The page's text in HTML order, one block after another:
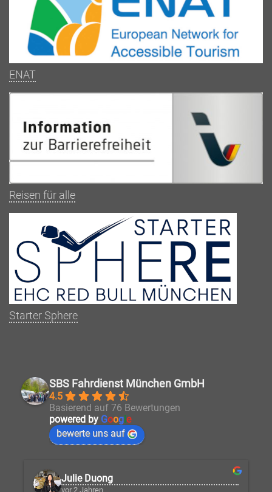
ENAT
Reisen für alle
Starter Sphere
SBS Fahrdienst München GmbH
4.5
Basierend auf 76 Bewertungen
powered by Googl e
bewerte uns auf
Julie Duong
vor 2 Jahren